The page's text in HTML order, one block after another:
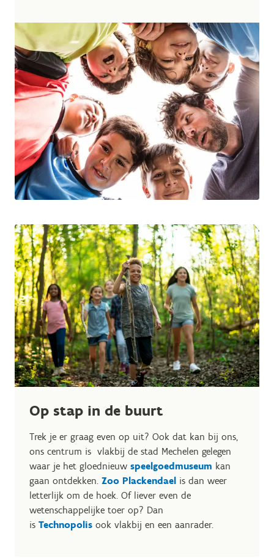
Op stap in de buurt
Trek je er graag even op uit? Ook dat kan bij ons,
ons centrum is vlakbij de stad Mechelen gelegen
waar je het gloednieuw speelgoedmuseum kan
gaan ontdekken. Zoo Plackendael is dan weer
letterlijk om de hoek. Of liever even de
wetenschappelijke toer op? Dan
is Technopolis ook vlakbij en een aanrader.